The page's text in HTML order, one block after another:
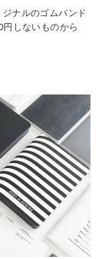
ナルのゴムバンド
しないものから